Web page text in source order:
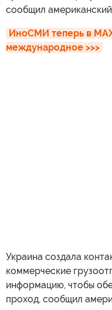
сообщил американский
ИноСМИ теперь в
международное >>>
Украина создала
коммерческие
информацию, чтобы
проход, сообщил